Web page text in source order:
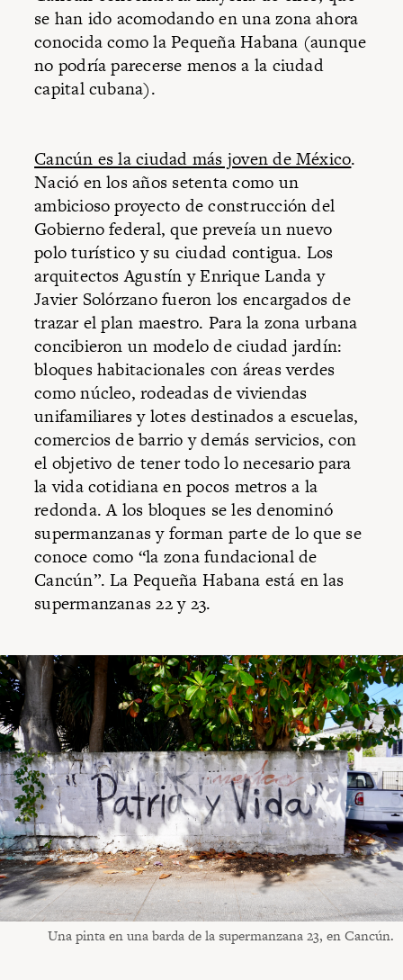
se han ido acomodando en una zona ahora
conocida como la Pequeña Habana (aunque
no podría parecerse menos a la ciudad
capital cubana).
Cancún es la ciudad más joven de México.
Nació en los años setenta como un
ambicioso proyecto de construcción del
Gobierno federal, que preveía un nuevo
polo turístico y su ciudad contigua. Los
arquitectos Agustín y Enrique Landa y
Javier Solórzano fueron los encargados de
trazar el plan maestro. Para la zona urbana
concibieron un modelo de ciudad jardín:
bloques habitacionales con áreas verdes
como núcleo, rodeadas de viviendas
unifamiliares y lotes destinados a escuelas,
comercios de barrio y demás servicios, con
el objetivo de tener todo lo necesario para
la vida cotidiana en pocos metros a la
redonda. A los bloques se les denominó
supermanzanas y forman parte de lo que se
conoce como “la zona fundacional de
Cancún”. La Pequeña Habana está en las
supermanzanas 22 y 23.
Una pinta en una barda de la supermanzana 23, en Cancún.